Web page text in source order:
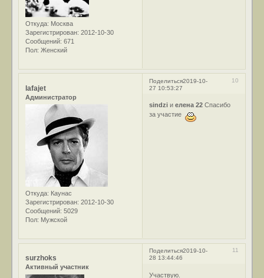
Откуда: Москва
Зарегистрирован: 2012-10-30
Сообщений: 671
Пол: Женский
Поделиться 10
2019-10-
27 10:53:27
lafajet
Администратор
Откуда: Каунас
Зарегистрирован: 2012-10-30
Сообщений: 5029
Пол: Мужской
sindziиелена 22 Спасибо
за участие
Поделиться 11
2019-10-
28 13:44:46
surzhoks
Активный участник
Участвую.